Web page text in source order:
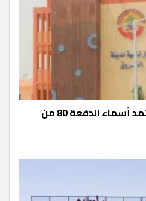
جهاز مدينة الشروق يعتمد أسماء الدفعة 80 من